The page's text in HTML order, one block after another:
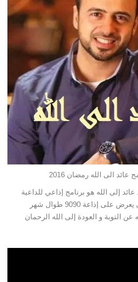
عائد الى الله رمضان 2016
إلى الله هو برنامج إذاعي للداعية
الإسلامي مصطفى حسني يعرض على إذاعة 9090 طوال شهر
فكرته عن التوبة و العودة إلى الله الرحمان